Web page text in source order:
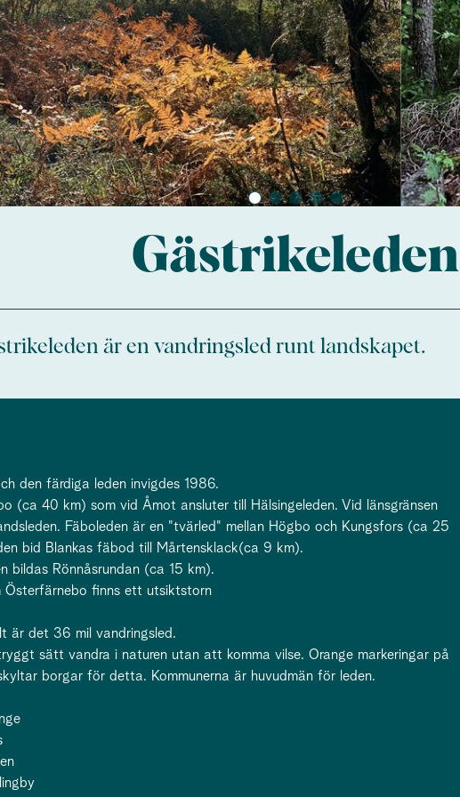
Gästrikeleden
är en vandringsled runt landskapet.
den färdiga leden invigdes 1986.
(ca 40 km) som vid Åmot ansluter till Hälsingeleden. Vid länsgränsen
Fäboleden är en "tvärled" mellan Högbo och Kungsfors (ca 25
bid Blankas fäbod till Mårtensklack(ca 9 km).
bildas Rönnåsrundan (ca 15 km).
Österfärnebo finns ett utsiktstorn
är det 36 mil vandringsled.
sätt vandra i naturen utan att komma vilse. Orange markeringar på
borgar för detta. Kommunerna är huvudmän för leden.